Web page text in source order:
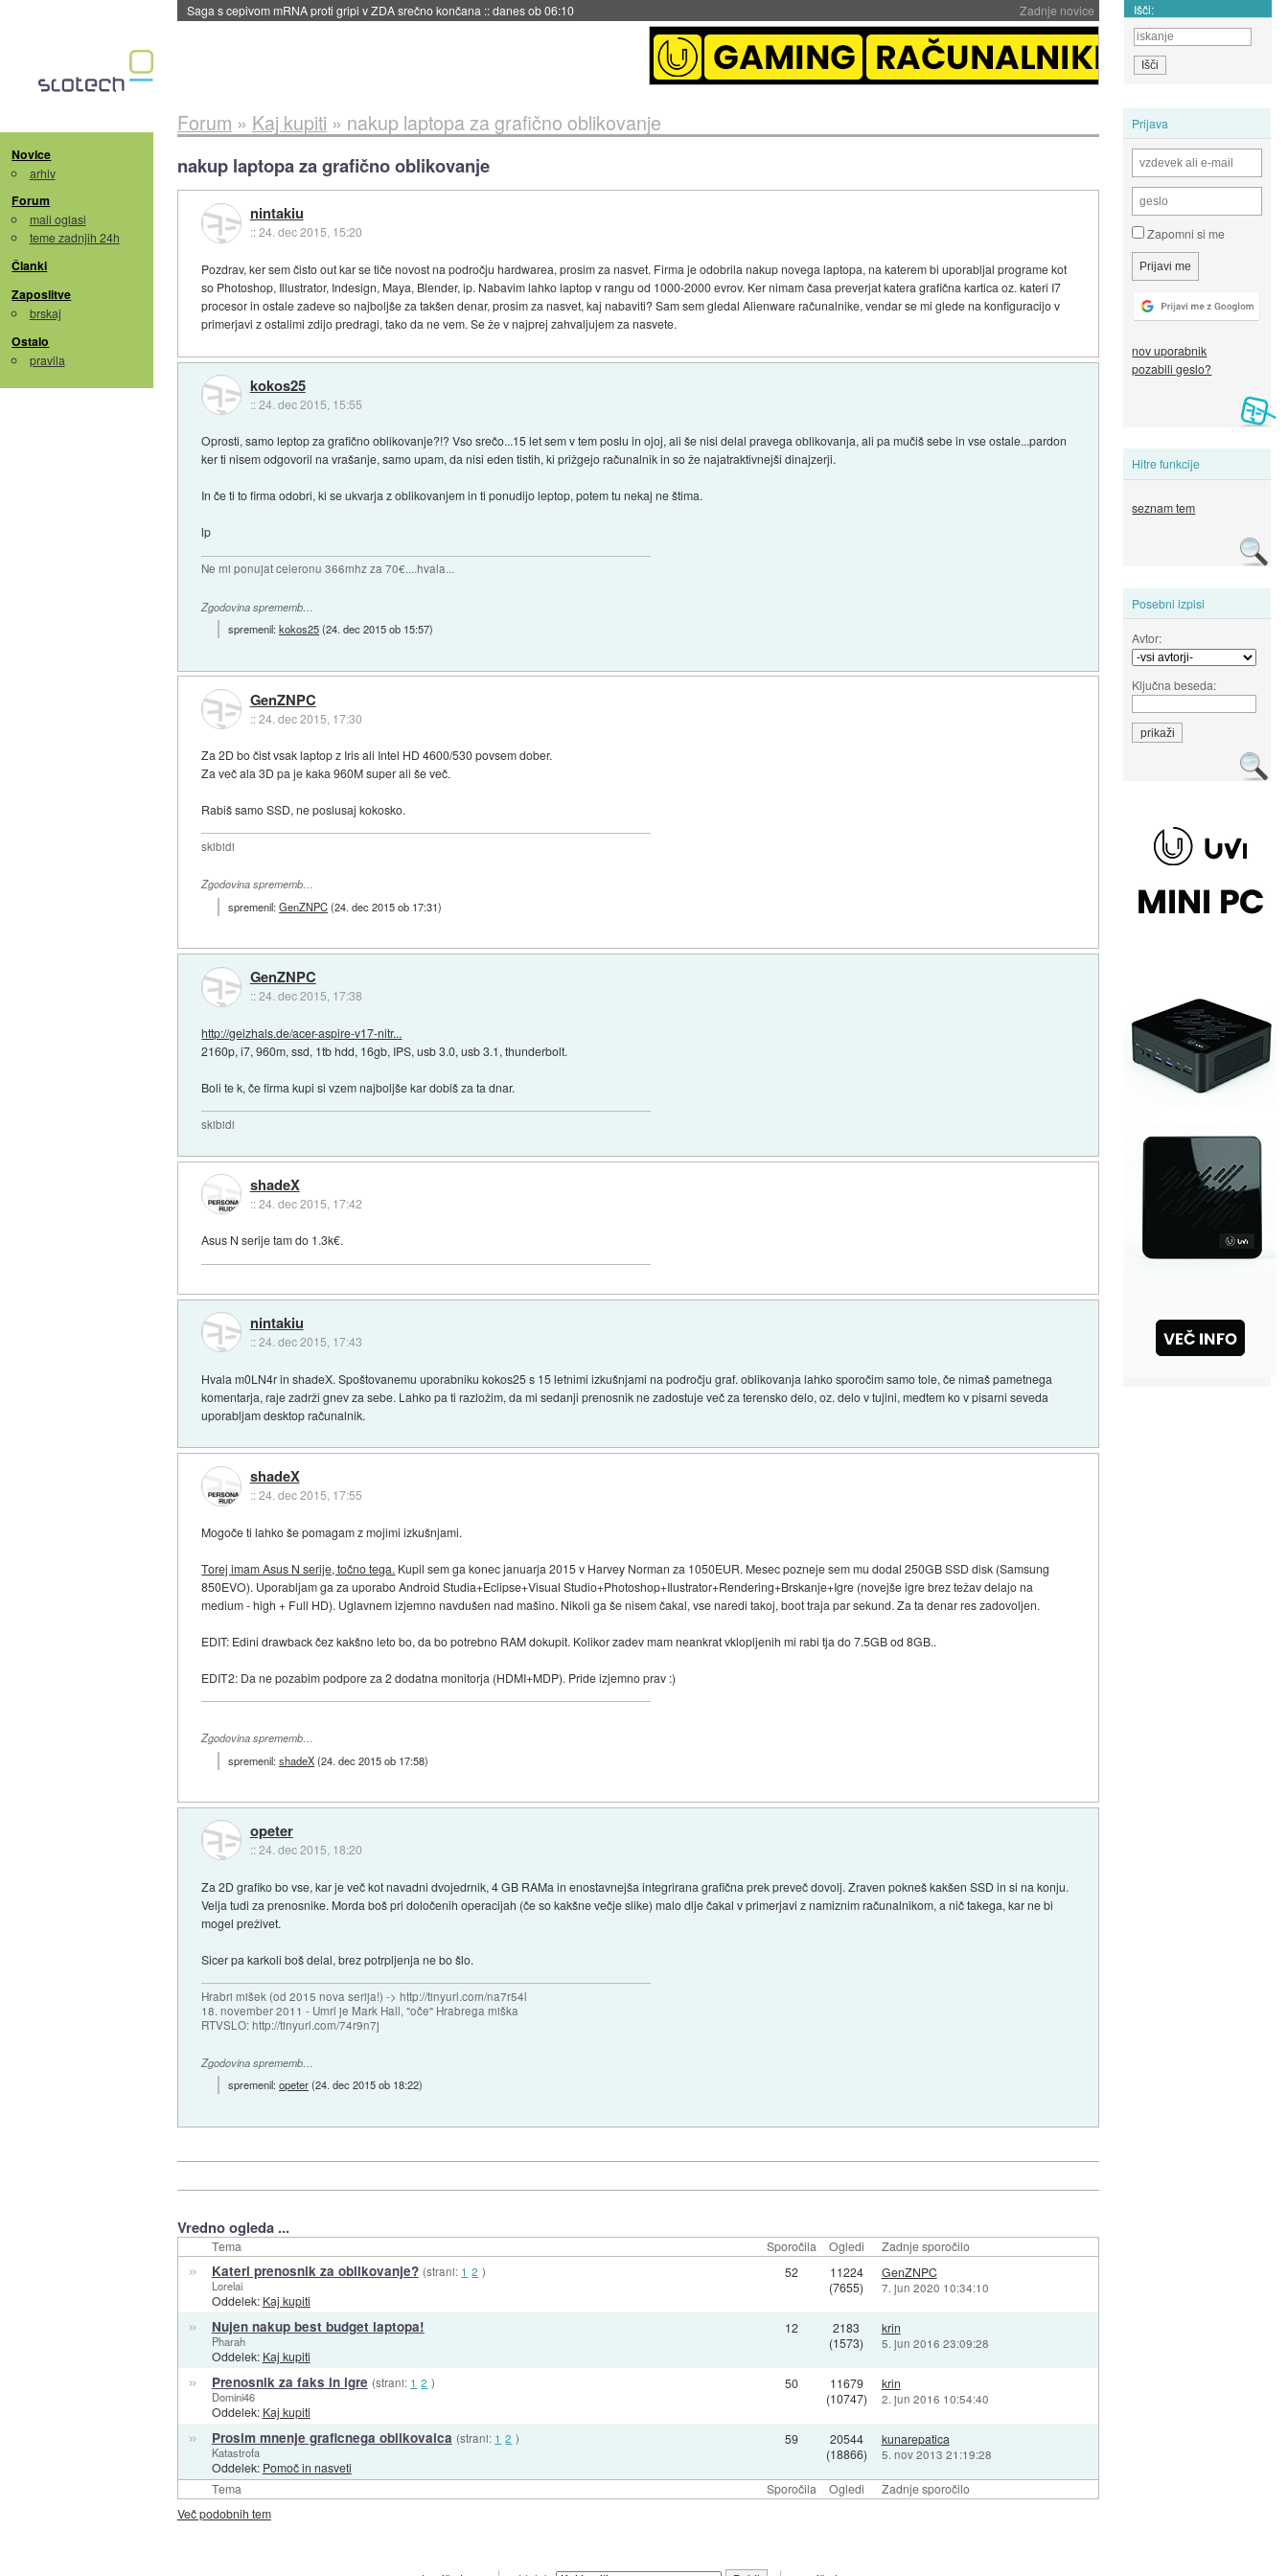
Zadnje novice
Saga s cepivom mRNA proti gripi v ZDA srečno končana ::danes ob 06:10 Išči:
Novice
arhiv
Forum
mali oglasi
teme zadnjih 24h
Članki
Zaposlitve
brskaj
Ostalo
pravila
Prijava
Zapomni si me
nov uporabnik
pozabili geslo?
Hitre funkcije
seznam tem
Posebni izpisi
Avtor:
Ključna beseda:
Forum » Kaj kupiti » nakup laptopa za grafično oblikovanje
nakup laptopa za grafično oblikovanje
nintakiu
::24. dec 2015, 15:20
Pozdrav, ker sem čisto out kar se tiče novost na področju hardwarea, prosim za nasvet. Firma je odobrila nakup novega laptopa, na katerem bi uporabljal programe kot
so Photoshop, Illustrator, Indesign, Maya, Blender, ip. Nabavim lahko laptop v rangu od 1000-2000 evrov. Ker nimam časa preverjat katera grafična kartica oz. kateri I7
procesor in ostale zadeve so najboljše za takšen denar, prosim za nasvet, kaj nabaviti? Sam sem gledal Alienware računalnike, vendar se mi glede na konfiguracijo v
primerjavi z ostalimi zdijo predragi, tako da ne vem. Se že v najprej zahvaljujem za nasvete.
kokos25
::24. dec 2015, 15:55
Oprosti, samo leptop za grafično oblikovanje?!? Vso srečo...15 let sem v tem poslu in ojoj, ali še nisi delal pravega oblikovanja, ali pa mučiš sebe in vse ostale...pardon
ker ti nisem odgovoril na vrašanje, samo upam, da nisi eden tistih, ki prižgejo računalnik in so že najatraktivnejši dinajzerji.
In če ti to firma odobri, ki se ukvarja z oblikovanjem in ti ponudijo leptop, potem tu nekaj ne štima.
lp
Ne mi ponujat celeronu 366mhz za 70€....hvala...
Zgodovina sprememb…
spremenil:kokos25(24. dec 2015 ob 15:57)
GenZNPC
::24. dec 2015, 17:30
Za 2D bo čist vsak laptop z Iris ali Intel HD 4600/530 povsem dober.
Za več ala 3D pa je kaka 960M super ali še več.
Rabiš samo SSD, ne poslusaj kokosko.
skibidi
Zgodovina sprememb…
spremenil:GenZNPC(24. dec 2015 ob 17:31)
GenZNPC
::24. dec 2015, 17:38
http://geizhals.de/acer-aspire-v17-nitr...
2160p, i7, 960m, ssd, 1tb hdd, 16gb, IPS, usb 3.0, usb 3.1, thunderbolt.
Boli te k, če firma kupi si vzem najboljše kar dobiš za ta dnar.
skibidi
shadeX
::24. dec 2015, 17:42
Asus N serije tam do 1.3k€.
nintakiu
::24. dec 2015, 17:43
Hvala m0LN4r in shadeX. Spoštovanemu uporabniku kokos25 s 15 letnimi izkušnjami na področju graf. oblikovanja lahko sporočim samo tole, če nimaš pametnega
komentarja, raje zadrži gnev za sebe. Lahko pa ti razložim, da mi sedanji prenosnik ne zadostuje več za terensko delo, oz. delo v tujini, medtem ko v pisarni seveda
uporabljam desktop računalnik.
shadeX
::24. dec 2015, 17:55
Mogoče ti lahko še pomagam z mojimi izkušnjami.
Torej imam Asus N serije, točno tega. Kupil sem ga konec januarja 2015 v Harvey Norman za 1050EUR. Mesec pozneje sem mu dodal 250GB SSD disk (Samsung
850EVO). Uporabljam ga za uporabo Android Studia+Eclipse+Visual Studio+Photoshop+Ilustrator+Rendering+Brskanje+Igre (novejše igre brez težav delajo na
medium - high + Full HD). Uglavnem izjemno navdušen nad mašino. Nikoli ga še nisem čakal, vse naredi takoj, boot traja par sekund. Za ta denar res zadovoljen.
EDIT: Edini drawback čez kakšno leto bo, da bo potrebno RAM dokupit. Kolikor zadev mam neankrat vklopljenih mi rabi tja do 7.5GB od 8GB..
EDIT2: Da ne pozabim podpore za 2 dodatna monitorja (HDMI+MDP). Pride izjemno prav :)
Zgodovina sprememb…
spremenil:shadeX(24. dec 2015 ob 17:58)
opeter
::24. dec 2015, 18:20
Za 2D grafiko bo vse, kar je več kot navadni dvojedrnik, 4 GB RAMa in enostavnejša integrirana grafična prek preveč dovolj. Zraven pokneš kakšen SSD in si na konju.
Velja tudi za prenosnike. Morda boš pri določenih operacijah (če so kakšne večje slike) malo dlje čakal v primerjavi z namiznim računalnikom, a nič takega, kar ne bi
mogel preživet.
Sicer pa karkoli boš delal, brez potrpljenja ne bo šlo.
Hrabri mišek (od 2015 nova serija!) -> http://tinyurl.com/na7r54l
18. november 2011 - Umrl je Mark Hall, "oče" Hrabrega miška
RTVSLO: http://tinyurl.com/74r9n7j
Zgodovina sprememb…
spremenil:opeter(24. dec 2015 ob 18:22)
Vredno ogleda ...
Tema Sporočila Ogledi Zadnje sporočilo
Tema Sporočila Ogledi Zadnje sporočilo
» Kateri prenosnik za oblikovanje? (strani: 1 2 )
Lorelai
Oddelek: Kaj kupiti
52
11224
(7655)
GenZNPC
7. jun 2020 10:34:10
» Nujen nakup best budget laptopa!
Pharah
Oddelek: Kaj kupiti
12
2183
(1573)
krin
5. jun 2016 23:09:28
» Prenosnik za faks in igre (strani: 1 2 )
Domini46
Oddelek: Kaj kupiti
50
11679
(10747)
krin
2. jun 2016 10:54:40
» Prosim mnenje graficnega oblikovalca (strani: 1 2 )
Katastrofa
Oddelek: Pomoč in nasveti
59
20544
(18866)
kunarepatica
5. nov 2013 21:19:28
Več podobnih tem